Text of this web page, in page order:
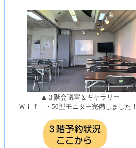
▲３階会議室＆ギャラリー
Ｗｉｆｉ・50型モニター完備しました！